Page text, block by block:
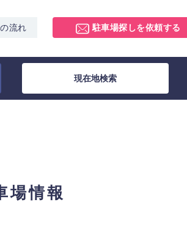
流れ 駐車場探しを依頼する
現在地検索
場情報